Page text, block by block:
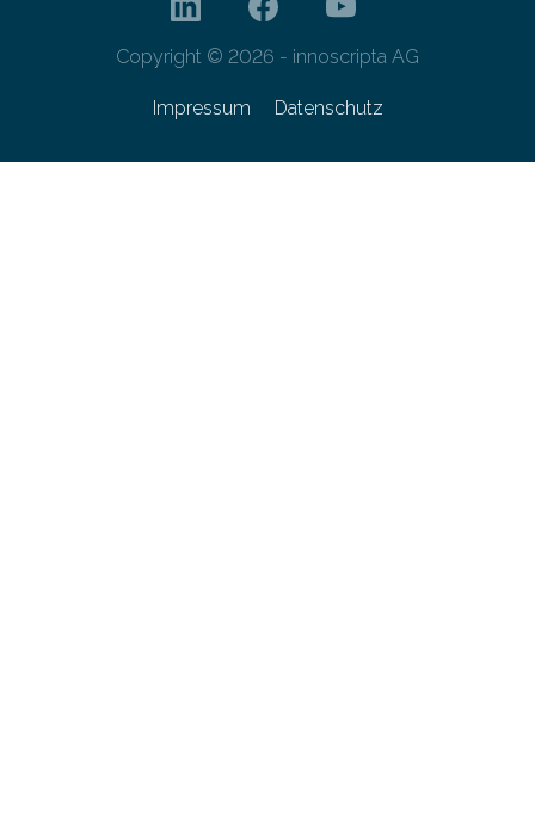
Copyright © 2026 - innoscripta AG
Impressum Datenschutz